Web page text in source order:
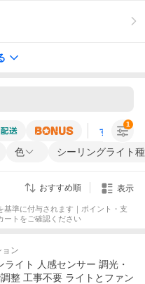
すべての条
色 シーリングライト
1
おすすめ順 表示
基準に付与されます｜ポイント・支
ートをご確認ください
ョン
ライト 人感センサー 調光・
整 工事不要 ライトとファン